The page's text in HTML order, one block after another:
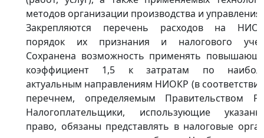
методов организации производства и управления.
Закрепляются перечень расходов на
порядок их признания и налогового
Сохранена возможность применять
коэффициент 1,5 к затратам по
актуальным направлениям НИОКР (в
перечнем, определяемым Правительством
Налогоплательщики, использующие
право, обязаны представлять в налоговые